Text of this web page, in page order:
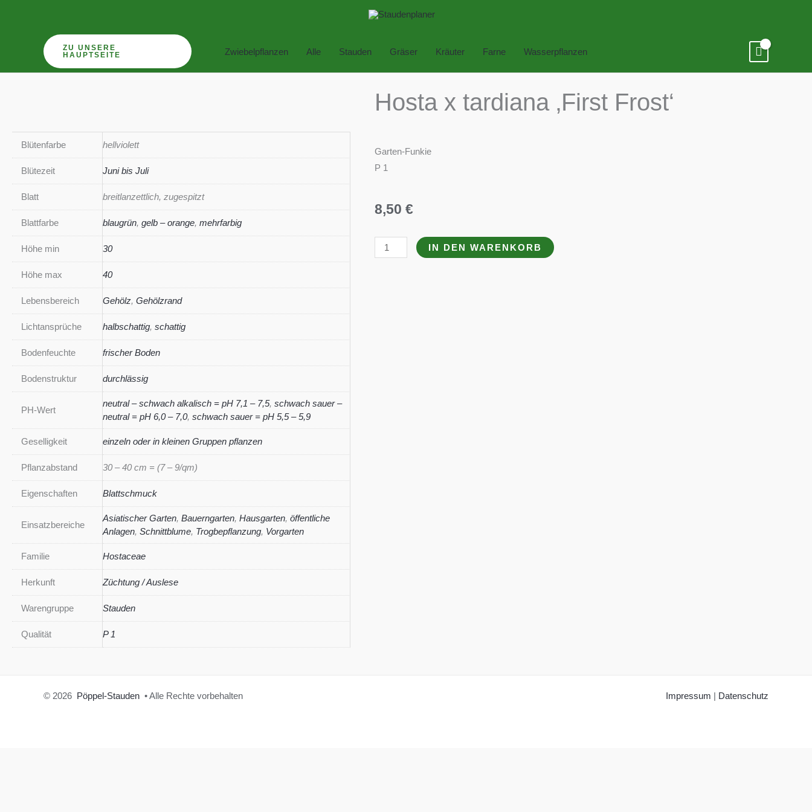
ZU UNSERE
HAUPTSEITE
Zwiebelpflanzen Alle Stauden Gräser Kräuter Farne Wasserpflanzen
Blütenfarbe hellviolett
Blütezeit Juni bis Juli
Blatt breitlanzettlich, zugespitzt
Blattfarbe blaugrün, gelb – orange, mehrfarbig
Höhe min 30
Höhe max 40
Lebensbereich Gehölz, Gehölzrand
Lichtansprüche halbschattig, schattig
Bodenfeuchte frischer Boden
Bodenstruktur durchlässig
PH-Wert
neutral – schwach alkalisch = pH 7,1 – 7,5, schwach sauer –
neutral = pH 6,0 – 7,0, schwach sauer = pH 5,5 – 5,9
Geselligkeit einzeln oder in kleinen Gruppen pflanzen
Pflanzabstand 30 – 40 cm = (7 – 9/qm)
Eigenschaften Blattschmuck
Einsatzbereiche
Asiatischer Garten, Bauerngarten, Hausgarten, öffentliche
Anlagen, Schnittblume, Trogbepflanzung, Vorgarten
Familie Hostaceae
Herkunft Züchtung / Auslese
Warengruppe Stauden
Qualität P 1
Hosta x tardiana ‚First Frost‘
Garten-Funkie
P 1
8,50 €
Hosta
x
IN DEN WARENKORB
© 2026 Pöppel-Stauden • Alle Rechte vorbehalten Impressum | Datenschutz